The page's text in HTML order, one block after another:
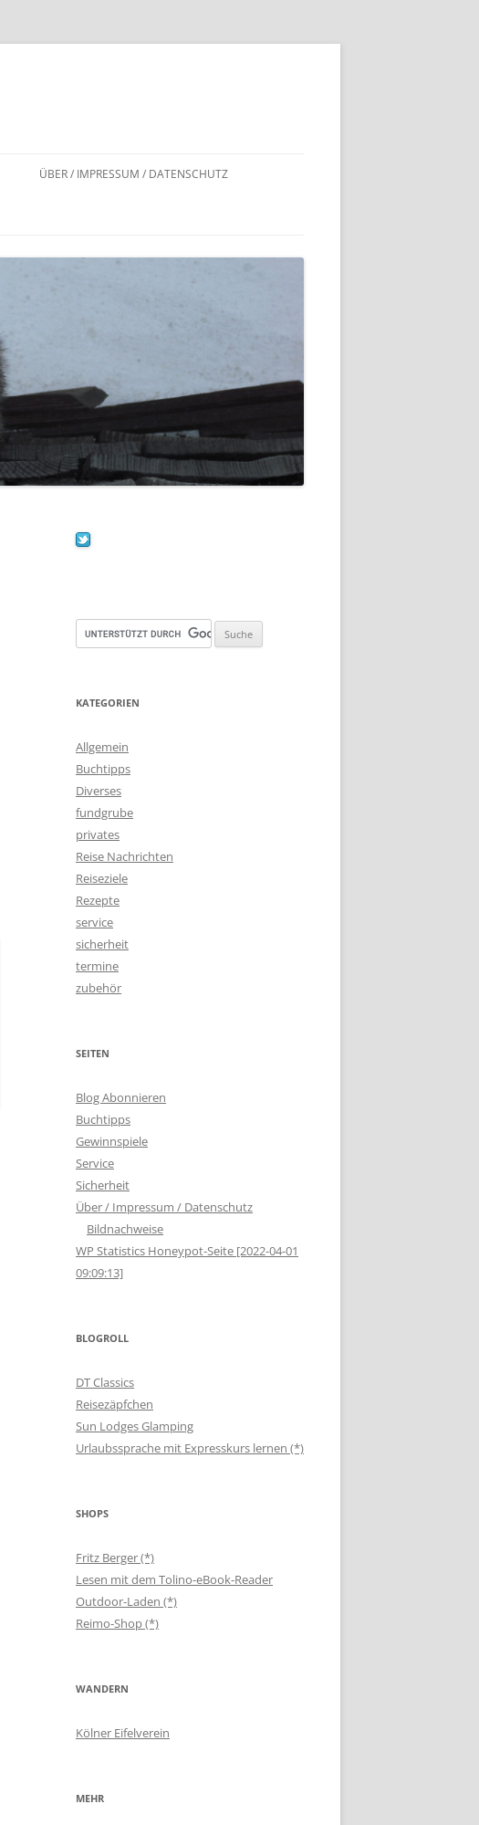
ÜBER / IMPRESSUM / DATENSCHUTZ
KATEGORIEN
Allgemein
Buchtipps
Diverses
fundgrube
privates
Reise Nachrichten
Reiseziele
Rezepte
service
sicherheit
termine
zubehör
SEITEN
Blog Abonnieren
Buchtipps
Gewinnspiele
Service
Sicherheit
Über / Impressum / Datenschutz
Bildnachweise
WP Statistics Honeypot-Seite [2022-04-01
09:09:13]
BLOGROLL
DT Classics
Reisezäpfchen
Sun Lodges Glamping
Urlaubssprache mit Expresskurs lernen (*)
SHOPS
Fritz Berger (*)
Lesen mit dem Tolino-eBook-Reader
Outdoor-Laden (*)
Reimo-Shop (*)
WANDERN
Kölner Eifelverein
MEHR